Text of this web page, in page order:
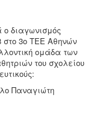
διαγωνισμός
στο 3ο ΤΕΕ Αθηνών
ομάδα των
του σχολείου
Παναγιώτη